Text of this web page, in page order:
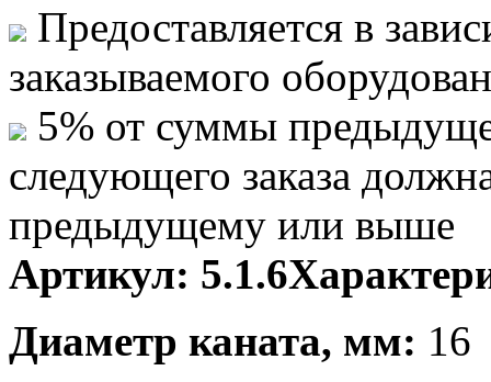
Предоставляется в
заказываемого
5% от суммы
следующего заказа
предыдущему или выше
Артикул: 5.1.6
Диаметр каната, мм: 16